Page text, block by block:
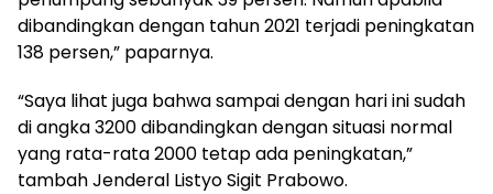
dibandingkan dengan tahun 2021 terjadi peningkatan
138 persen,” paparnya.
“Saya lihat juga bahwa sampai dengan hari ini sudah
di angka 3200 dibandingkan dengan situasi normal
yang rata-rata 2000 tetap ada peningkatan,”
tambah Jenderal Listyo Sigit Prabowo.